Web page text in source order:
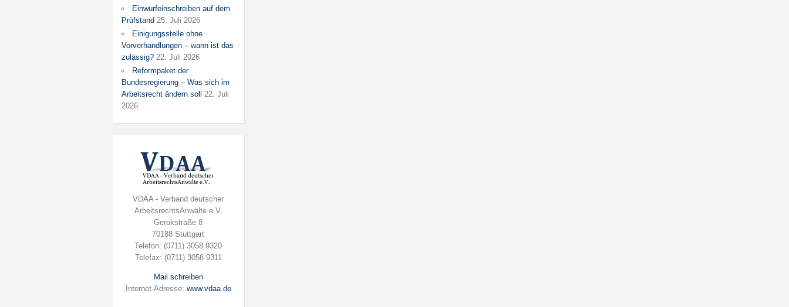
Einwurfeinschreiben auf dem
Prüfstand 25. Juli 2026
Einigungsstelle ohne
Vorverhandlungen – wann ist das
zulässig? 22. Juli 2026
Reformpaket der
Bundesregierung – Was sich im
Arbeitsrecht ändern soll
22. Juli
2026
VDAA - Verband deutscher
ArbeitsrechtsAnwälte e.V.
Gerokstraße 8
70188 Stuttgart
Telefon: (0711) 3058 9320
Telefax: (0711) 3058 9311
Mail schreiben
Internet-Adresse: www.vdaa.de